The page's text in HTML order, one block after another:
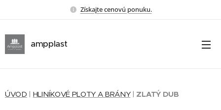
Získajte cenovú ponuku.
ampplast
ÚVOD | HLINÍKOVÉ PLOTY A BRÁNY| ZLATÝ DUB